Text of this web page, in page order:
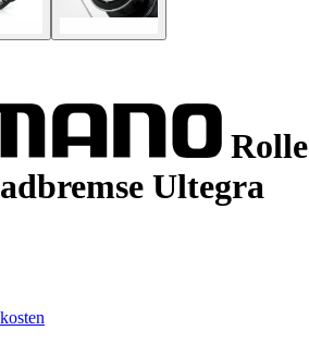
Rolle
Ultegra